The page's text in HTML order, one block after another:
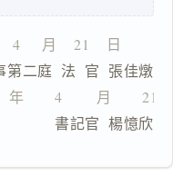
4     月    21    日
刑事第二庭  法  官  張佳燉
年　　4 　　月　　21
書記官  楊憶欣
複製給 AI
去換行複製
匯出 PDF
精美列印
下載 Word